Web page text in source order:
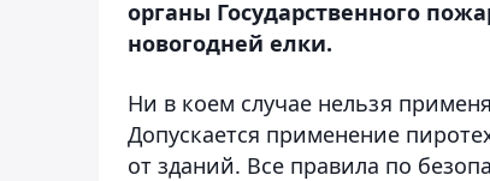
органы Государственного
новогодней елки.
Ни в коем случае нельзя
Допускается применение
от зданий. Все правила по